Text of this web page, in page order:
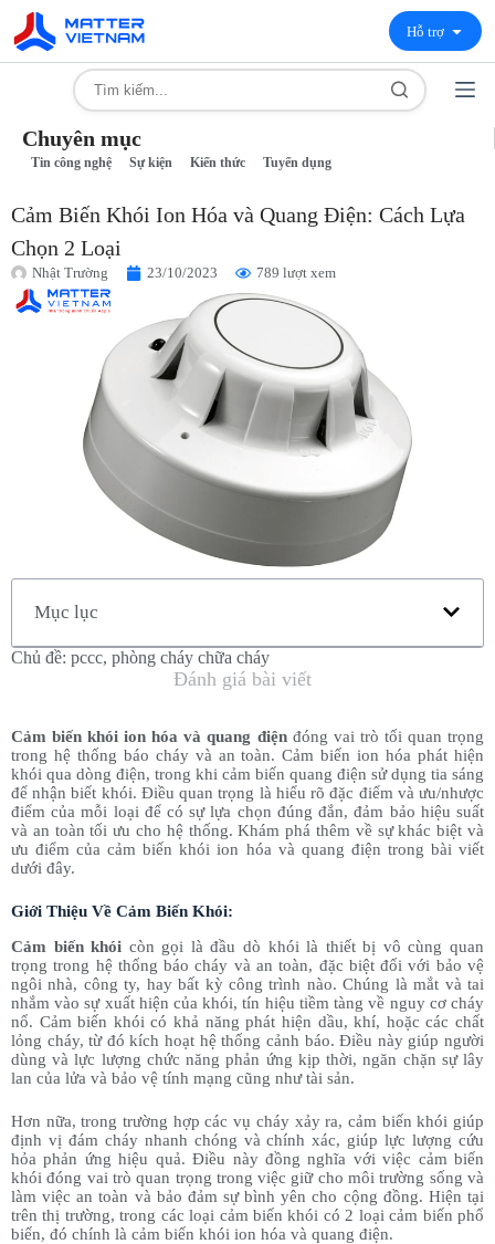
Hỗ trợ
Chuyên mục
Tin công nghệ Sự kiện Kiến thức Tuyển dụng
Cảm Biến Khói Ion Hóa và Quang Điện: Cách Lựa
Chọn 2 Loại
Nhật Trường 23/10/2023 789 lượt xem
Mục lục
Chủ đề: pccc, phòng cháy chữa cháy
Đánh giá bài viết
Cảm biến khói ion hóa và quang điệnđóng vai trò tối quan trọng
trong hệ thống báo cháy và an toàn. Cảm biến ion hóa phát hiện
khói qua dòng điện, trong khi cảm biến quang điện sử dụng tia sáng
để nhận biết khói. Điều quan trọng là hiểu rõ đặc điểm và ưu/nhược
điểm của mỗi loại để có sự lựa chọn đúng đắn, đảm bảo hiệu suất
và an toàn tối ưu cho hệ thống. Khám phá thêm về sự khác biệt và
ưu điểm của cảm biến khói ion hóa và quang điện trong bài viết
dưới đây.
Giới Thiệu Về Cảm Biến Khói:
Cảm biến khói còn gọi là đầu dò khói là thiết bị vô cùng quan
trọng trong hệ thống báo cháy và an toàn, đặc biệt đối với bảo vệ
ngôi nhà, công ty, hay bất kỳ công trình nào. Chúng là mắt và tai
nhắm vào sự xuất hiện của khói, tín hiệu tiềm tàng về nguy cơ cháy
nổ. Cảm biến khói có khả năng phát hiện dầu, khí, hoặc các chất
lỏng cháy, từ đó kích hoạt hệ thống cảnh báo. Điều này giúp người
dùng và lực lượng chức năng phản ứng kịp thời, ngăn chặn sự lây
lan của lửa và bảo vệ tính mạng cũng như tài sản.
Hơn nữa, trong trường hợp các vụ cháy xảy ra, cảm biến khói giúp
định vị đám cháy nhanh chóng và chính xác, giúp lực lượng cứu
hỏa phản ứng hiệu quả. Điều này đồng nghĩa với việc cảm biến
khói đóng vai trò quan trọng trong việc giữ cho môi trường sống và
làm việc an toàn và bảo đảm sự bình yên cho cộng đồng. Hiện tại
trên thị trường, trong các loại cảm biến khói có 2 loại cảm biến phổ
biến, đó chính là cảm biến khói ion hóa và quang điện.